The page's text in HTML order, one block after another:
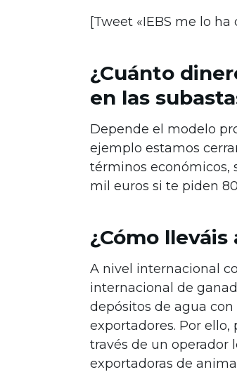
[Tweet «IEBS me lo
¿Cuánto
en las
Depende el modelo
ejemplo estamos
términos económicos,
mil euros si te piden
¿Cómo
A nivel internacional
internacional de
depósitos de agua con
exportadores. Por
través de un operador
exportadoras de